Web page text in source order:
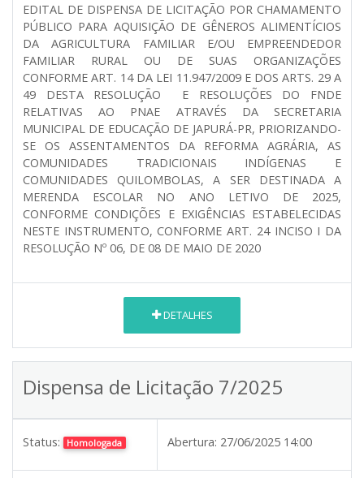
EDITAL DE DISPENSA DE LICITAÇÃO POR CHAMAMENTO
PÚBLICO PARA AQUISIÇÃO DE GÊNEROS ALIMENTÍCIOS
DA AGRICULTURA FAMILIAR E/OU EMPREENDEDOR
FAMILIAR RURAL OU DE SUAS ORGANIZAÇÕES
CONFORME ART. 14 DA LEI 11.947/2009 E DOS ARTS. 29 A
49 DESTA RESOLUÇÃO E RESOLUÇÕES DO FNDE
RELATIVAS AO PNAE ATRAVÉS DA SECRETARIA
MUNICIPAL DE EDUCAÇÃO DE JAPURÁ-PR, PRIORIZANDO-
SE OS ASSENTAMENTOS DA REFORMA AGRÁRIA, AS
COMUNIDADES TRADICIONAIS INDÍGENAS E
COMUNIDADES QUILOMBOLAS, A SER DESTINADA A
MERENDA ESCOLAR NO ANO LETIVO DE 2025,
CONFORME CONDIÇÕES E EXIGÊNCIAS ESTABELECIDAS
NESTE INSTRUMENTO, CONFORME ART. 24 INCISO I DA
RESOLUÇÃO Nº 06, DE 08 DE MAIO DE 2020
DETALHES
Dispensa de Licitação 7/2025
Status: Homologada Abertura: 27/06/2025 14:00